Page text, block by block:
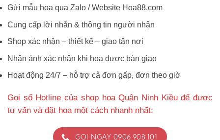
Gửi mẫu hoa qua Zalo / Website Hoa88.com
Cung cấp lời nhắn & thông tin người nhận
Shop xác nhận – thiết kế – giao tận nơi
Nhận ảnh xác nhận khi hoa được bàn giao
Hoạt động 24/7 – hỗ trợ cả đơn gấp, đơn theo giờ
Gọi số Hotline của shop hoa Quận Ninh Kiều để được
tư vấn và đặt hoa một cách nhanh nhất:
GỌI NGAY 0906.908.101